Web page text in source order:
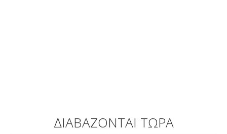
ΔΙΑΒΑΖΟΝΤΑΙ ΤΩΡΑ